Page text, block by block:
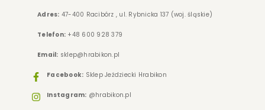
Adres: 47-400 Racibórz , ul. Rybnicka 137 (woj. śląskie)
Telefon: +48 600 928 379
Email: sklep@hrabikon.pl
Facebook: Sklep Jeździecki Hrabikon
Instagram: @hrabikon.pl